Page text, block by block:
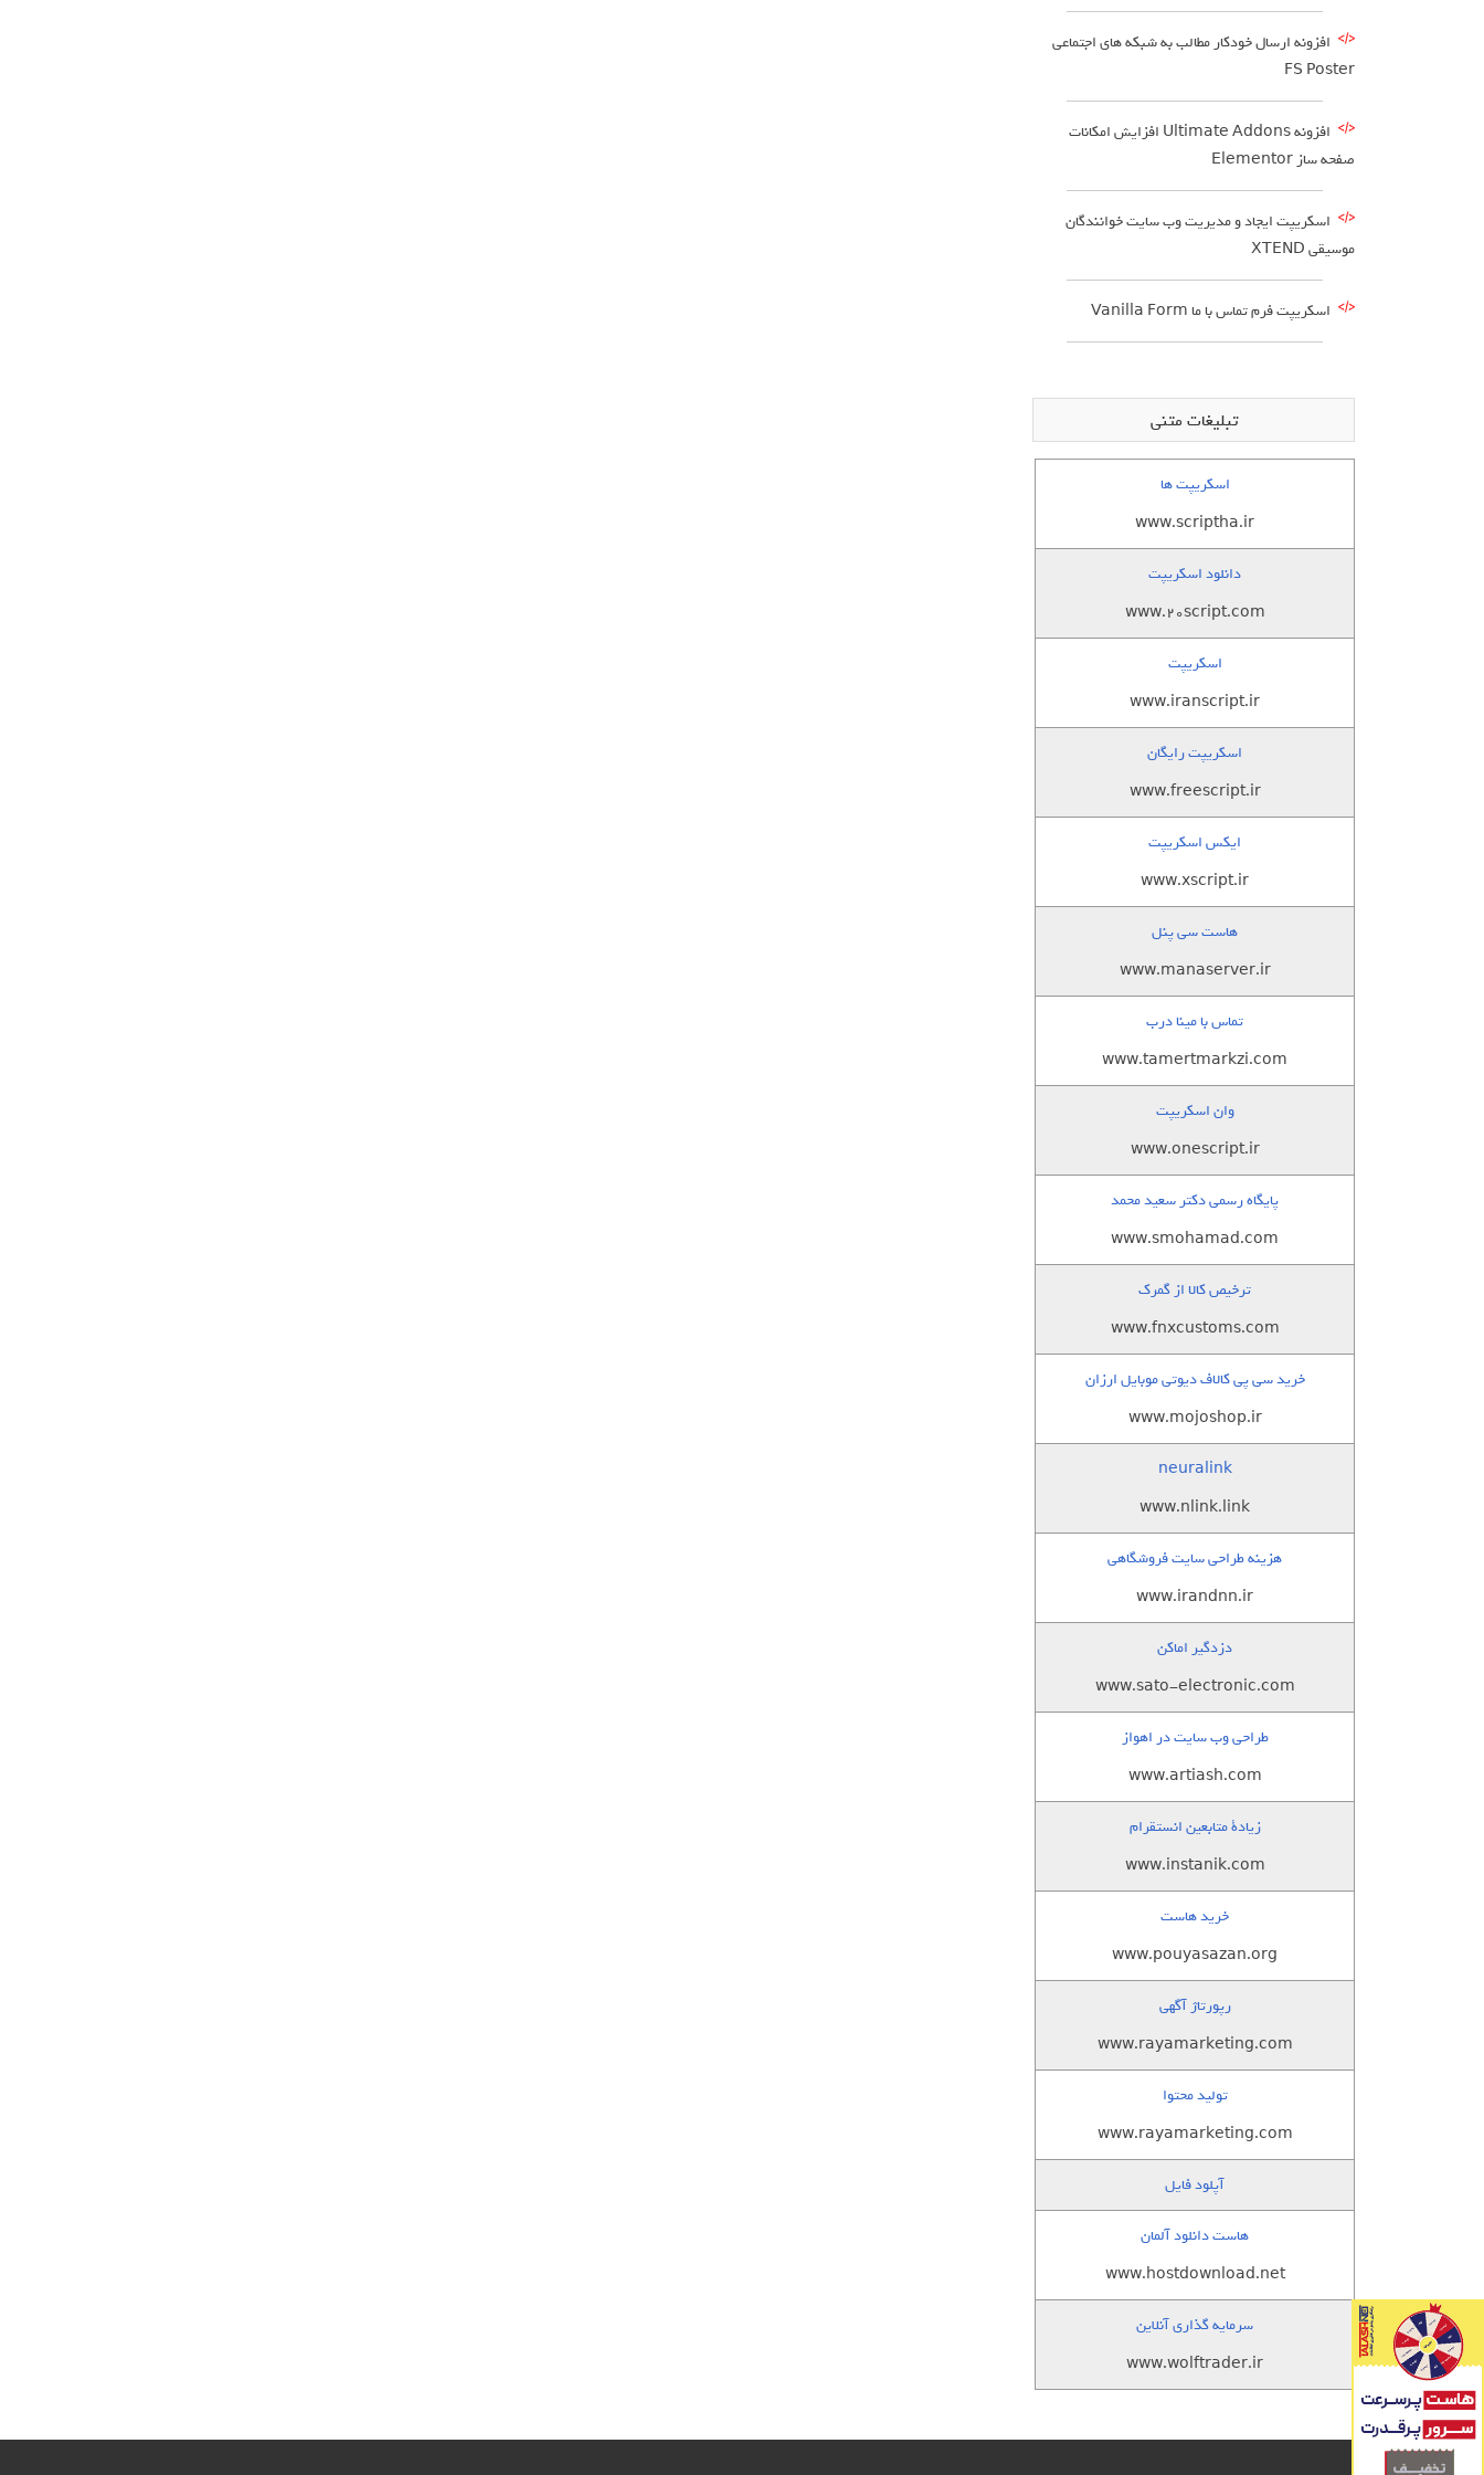
افزونه ارسال خودکار مطالب به شبکه های اجتماعی
FS Poster
افزونه Ultimate Addons افزایش امکانات
صفحه ساز Elementor
اسکریپت ایجاد و مدیریت وب سایت خوانندگان
موسیقی XTEND
اسکریپت فرم تماس با ما Vanilla Form
تبلیغات متنی
اسکریپت ها
www.scriptha.ir
دانلود اسکریپت
www.20script.com
اسکریپت
www.iranscript.ir
اسکریپت رایگان
www.freescript.ir
ایکس اسکریپت
www.xscript.ir
هاست سی پنل
www.manaserver.ir
تماس با مینا درب
www.tamertmarkzi.com
وان اسکریپت
www.onescript.ir
پایگاه رسمی دکتر سعید محمد
www.smohamad.com
ترخیص کالا از گمرک
www.fnxcustoms.com
خرید سی پی کالاف دیوتی موبایل ارزان
www.mojoshop.ir
neuralink
www.nlink.link
هزینه طراحی سایت فروشگاهی
www.irandnn.ir
دزدگیر اماکن
www.sato-electronic.com
طراحی وب سایت در اهواز
www.artiash.com
زيادة متابعين انستقرام
www.instanik.com
خرید هاست
www.pouyasazan.org
رپورتاژ آگهی
www.rayamarketing.com
تولید محتوا
www.rayamarketing.com
آپلود فایل
هاست دانلود آلمان
www.hostdownload.net
سرمایه گذاری آنلاین
www.wolftrader.ir